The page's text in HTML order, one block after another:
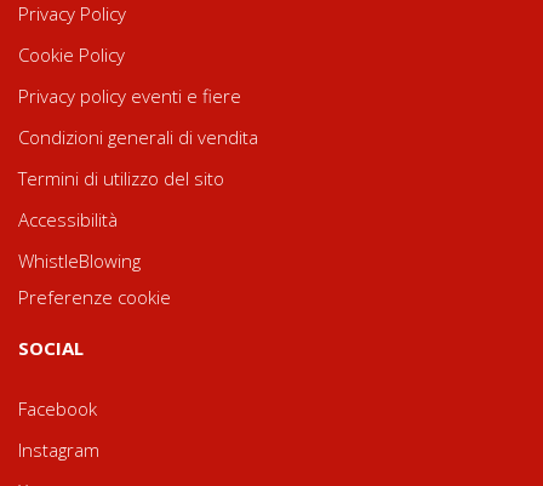
Privacy Policy
Cookie Policy
Privacy policy eventi e fiere
Condizioni generali di vendita
Termini di utilizzo del sito
Accessibilità
WhistleBlowing
Preferenze cookie
SOCIAL
Facebook
Instagram